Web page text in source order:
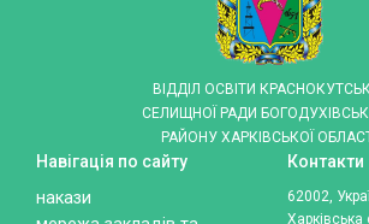
ВІДДІЛ ОСВІТИ
СЕЛИЩНОЇ РАДИ
РАЙОНУ ХАРКІВСЬКОЇ
Навігація по сайту
накази
Контакти
62002,
Харківська